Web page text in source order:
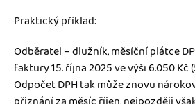
Praktický příklad:
Odběratel – dlužník, měsíční plátce
faktury 15. října 2025 ve výši 6.050 Kč
Odpočet DPH tak může znovu